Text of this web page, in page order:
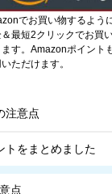
でお買い物するよう
最短2クリックでお買
す。Amazonポイント
ただけます。
注意点
トをまとめました
点